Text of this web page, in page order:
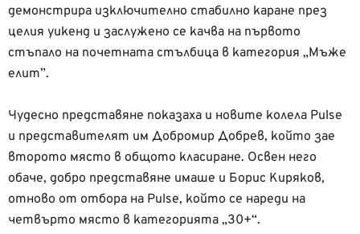
демонстрира изключително стабилно каране през
целия уикенд и заслужено се качва на първото
стъпало на почетната стълбица в категория „Мъже
елит”.
Чудесно представяне показаха и новите колела Pulse
и представителят им Добромир Добрев, който зае
второто място в общото класиране. Освен него
обаче, добро представяне имаше и Борис Киряков,
отново от отбора на Pulse, който се нареди на
четвърто място в категорията „30+“.